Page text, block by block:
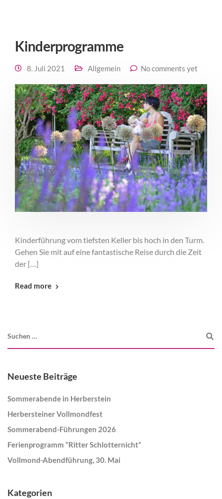
Kinderprogramme
8. Juli 2021 Allgemein No comments yet
Kinderführung vom tiefsten Keller bis hoch in den Turm.
Gehen Sie mit auf eine fantastische Reise durch die Zeit
der […]
Read more
Neueste Beiträge
Sommerabende in Herberstein
Herbersteiner Vollmondfest
Sommerabend-Führungen 2026
Ferienprogramm “Ritter Schlotternicht”
Vollmond-Abendführung, 30. Mai
Kategorien